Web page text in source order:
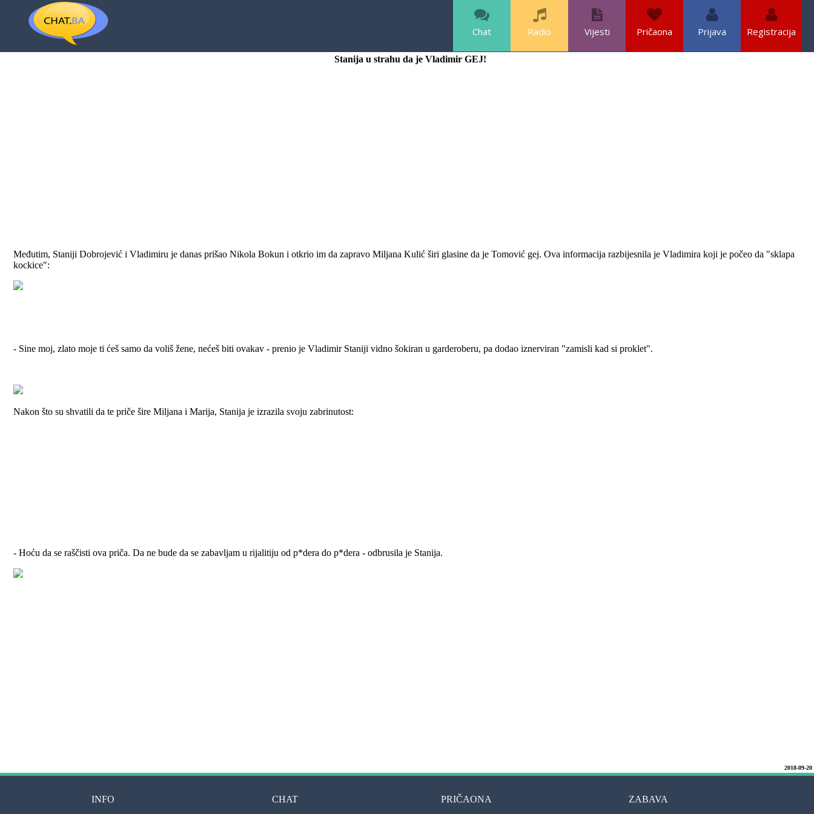
Chat Radio Vijesti Pričaona Prijava Registracija
Stanija u strahu da je Vladimir GEJ!
Međutim, Staniji Dobrojević i Vladimiru je danas prišao Nikola Bokun i otkrio im da zapravo Miljana Kulić širi glasine da je Tomović gej. Ova informacija razbijesnila je Vladimira koji je počeo da "sklapa
kockice":
- Sine moj, zlato moje ti ćeš samo da voliš žene, nećeš biti ovakav - prenio je Vladimir Staniji vidno šokiran u garderoberu, pa dodao iznerviran "zamisli kad si proklet".
Nakon što su shvatili da te priče šire Miljana i Marija, Stanija je izrazila svoju zabrinutost:
- Hoću da se raščisti ova priča. Da ne bude da se zabavljam u rijalitiju od p*dera do p*dera - odbrusila je Stanija.
2018-09-20
INFO CHAT PRIČAONA ZABAVA